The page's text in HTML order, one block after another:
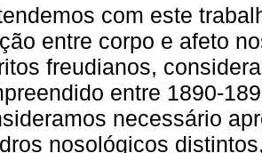
com este
entre corpo e afeto
freudianos,
entre 1890-
necessário
nosológicos